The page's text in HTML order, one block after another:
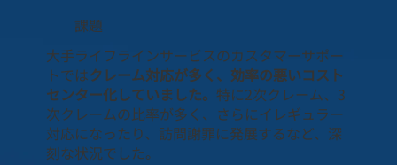
課題
大手ライフラインサービスのカスタマーサポー
トではクレーム対応が多く、効率の悪いコスト
センター化していました。特に2次クレーム、3
次クレームの比率が多く、さらにイレギュラー
対応になったり、訪問謝罪に発展するなど、深
刻な状況でした。